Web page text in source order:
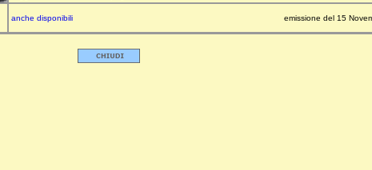
anche disponibili emissione del 15